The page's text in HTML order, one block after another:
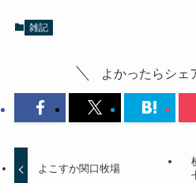
雑記
よかったらシェ
よこすか関口牧場